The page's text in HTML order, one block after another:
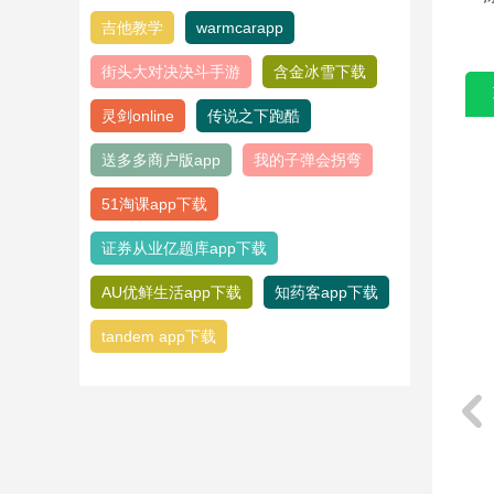
吉他教学 warmcarapp
街头大对决决斗手游 含金冰雪下载
灵剑online 传说之下跑酷
送多多商户版app 我的子弹会拐弯
51淘课app下载
证券从业亿题库app下载
AU优鲜生活app下载 知药客app下载
tandem app下载